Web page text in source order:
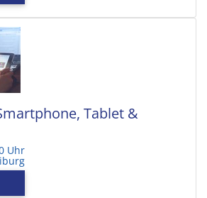
Tablet &
Uhr